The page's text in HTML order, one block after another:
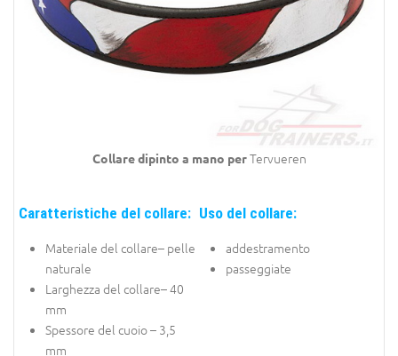
Collare dipinto a mano perTervueren
Caratteristiche del collare:
Materiale del collare– pelle
naturale
Larghezza del collare– 40
mm
Spessore del cuoio – 3,5
mm
Uso del collare:
addestramento
passeggiate